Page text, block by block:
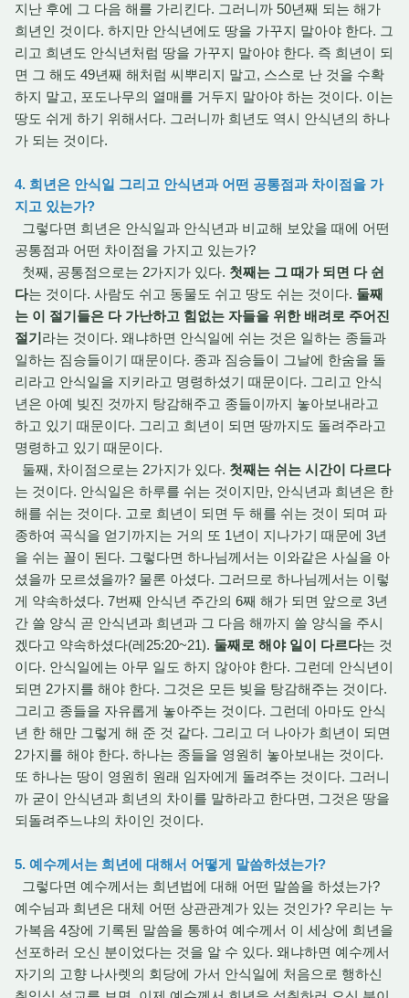
지난 후에 그 다음 해를 가리킨다. 그러니까 50년째 되는 해가
희년인 것이다. 하지만 안식년에도 땅을 가꾸지 말아야 한다. 그
리고 희년도 안식년처럼 땅을 가꾸지 말아야 한다. 즉 희년이 되
면 그 해도 49년째 해처럼 씨뿌리지 말고, 스스로 난 것을 수확
하지 말고, 포도나무의 열매를 거두지 말아야 하는 것이다. 이는
땅도 쉬게 하기 위해서다. 그러니까 희년도 역시 안식년의 하나
가 되는 것이다.
4. 희년은 안식일 그리고 안식년과 어떤 공통점과 차이점을 가
지고 있는가?
그렇다면 희년은 안식일과 안식년과 비교해 보았을 때에 어떤
공통점과 어떤 차이점을 가지고 있는가?
첫째, 공통점으로는 2가지가 있다. 첫째는 그 때가 되면 다 쉰
다는 것이다. 사람도 쉬고 동물도 쉬고 땅도 쉬는 것이다. 둘째
는 이 절기들은 다 가난하고 힘없는 자들을 위한 배려로 주어진
절기라는 것이다. 왜냐하면 안식일에 쉬는 것은 일하는 종들과
일하는 짐승들이기 때문이다. 종과 짐승들이 그날에 한숨을 돌
리라고 안식일을 지키라고 명령하셨기 때문이다. 그리고 안식
년은 아예 빚진 것까지 탕감해주고 종들이까지 놓아보내라고
하고 있기 때문이다. 그리고 희년이 되면 땅까지도 돌려주라고
명령하고 있기 때문이다.
둘째, 차이점으로는 2가지가 있다. 첫째는 쉬는 시간이 다르다
는 것이다. 안식일은 하루를 쉬는 것이지만, 안식년과 희년은 한
해를 쉬는 것이다. 고로 희년이 되면 두 해를 쉬는 것이 되며 파
종하여 곡식을 얻기까지는 거의 또 1년이 지나가기 때문에 3년
을 쉬는 꼴이 된다. 그렇다면 하나님께서는 이와같은 사실을 아
셨을까 모르셨을까? 물론 아셨다. 그러므로 하나님께서는 이렇
게 약속하셨다. 7번째 안식년 주간의 6째 해가 되면 앞으로 3년
간 쓸 양식 곧 안식년과 희년과 그 다음 해까지 쓸 양식을 주시
겠다고 약속하셨다(레25:20~21). 둘째로 해야 일이 다르다는 것
이다. 안식일에는 아무 일도 하지 않아야 한다. 그런데 안식년이
되면 2가지를 해야 한다. 그것은 모든 빚을 탕감해주는 것이다.
그리고 종들을 자유롭게 놓아주는 것이다. 그런데 아마도 안식
년 한 해만 그렇게 해 준 것 같다. 그리고 더 나아가 희년이 되면
2가지를 해야 한다. 하나는 종들을 영원히 놓아보내는 것이다.
또 하나는 땅이 영원히 원래 임자에게 돌려주는 것이다. 그러니
까 굳이 안식년과 희년의 차이를 말하라고 한다면, 그것은 땅을
되돌려주느냐의 차이인 것이다.
5. 예수께서는 희년에 대해서 어떻게 말씀하셨는가?
그렇다면 예수께서는 희년법에 대해 어떤 말씀을 하셨는가?
예수님과 희년은 대체 어떤 상관관계가 있는 것인가? 우리는 누
가복음 4장에 기록된 말씀을 통하여 예수께서 이 세상에 희년을
선포하러 오신 분이었다는 것을 알 수 있다. 왜냐하면 예수께서
자기의 고향 나사렛의 회당에 가서 안식일에 처음으로 행하신